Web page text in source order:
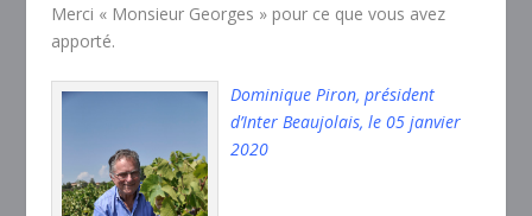
Merci « Monsieur Georges » pour ce que vous avez
apporté.
Dominique Piron, président
d’Inter Beaujolais, le 05 janvier
2020